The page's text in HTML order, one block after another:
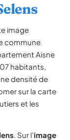
image
commune
Aisne
habitants,
densité de
sur la carte
et les
. Sur l'image